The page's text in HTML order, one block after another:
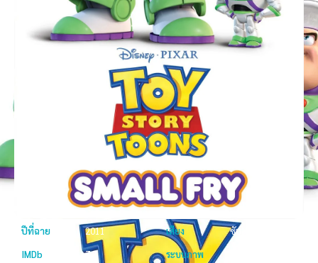
ปีที่ฉาย 2011 เสียง
ซับไทย
IMDb
7.3 ระบบภาพ